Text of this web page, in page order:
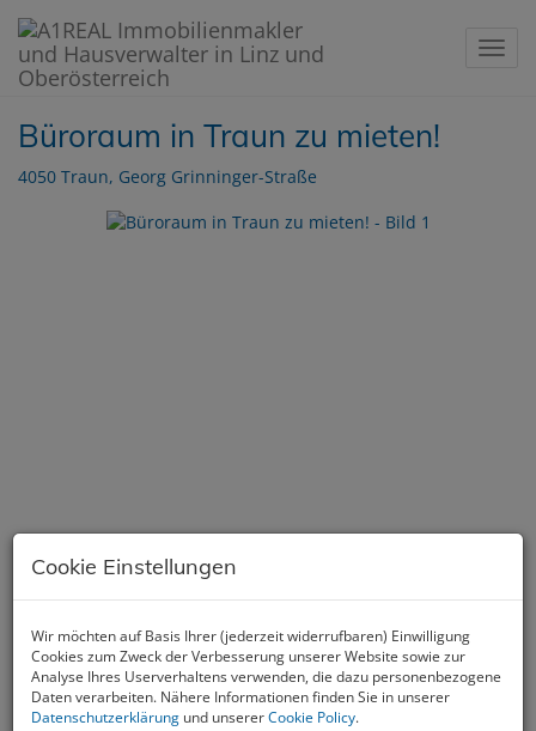
Büroraum in Traun zu mieten!
4050 Traun, Georg Grinninger-Straße
Cookie Einstellungen
Wir möchten auf Basis Ihrer (jederzeit widerrufbaren) Einwilligung
Cookies zum Zweck der Verbesserung unserer Website sowie zur
Analyse Ihres Userverhaltens verwenden, die dazu personenbezogene
Daten verarbeiten. Nähere Informationen finden Sie in unserer
Datenschutzerklärung und unsererCookie Policy.